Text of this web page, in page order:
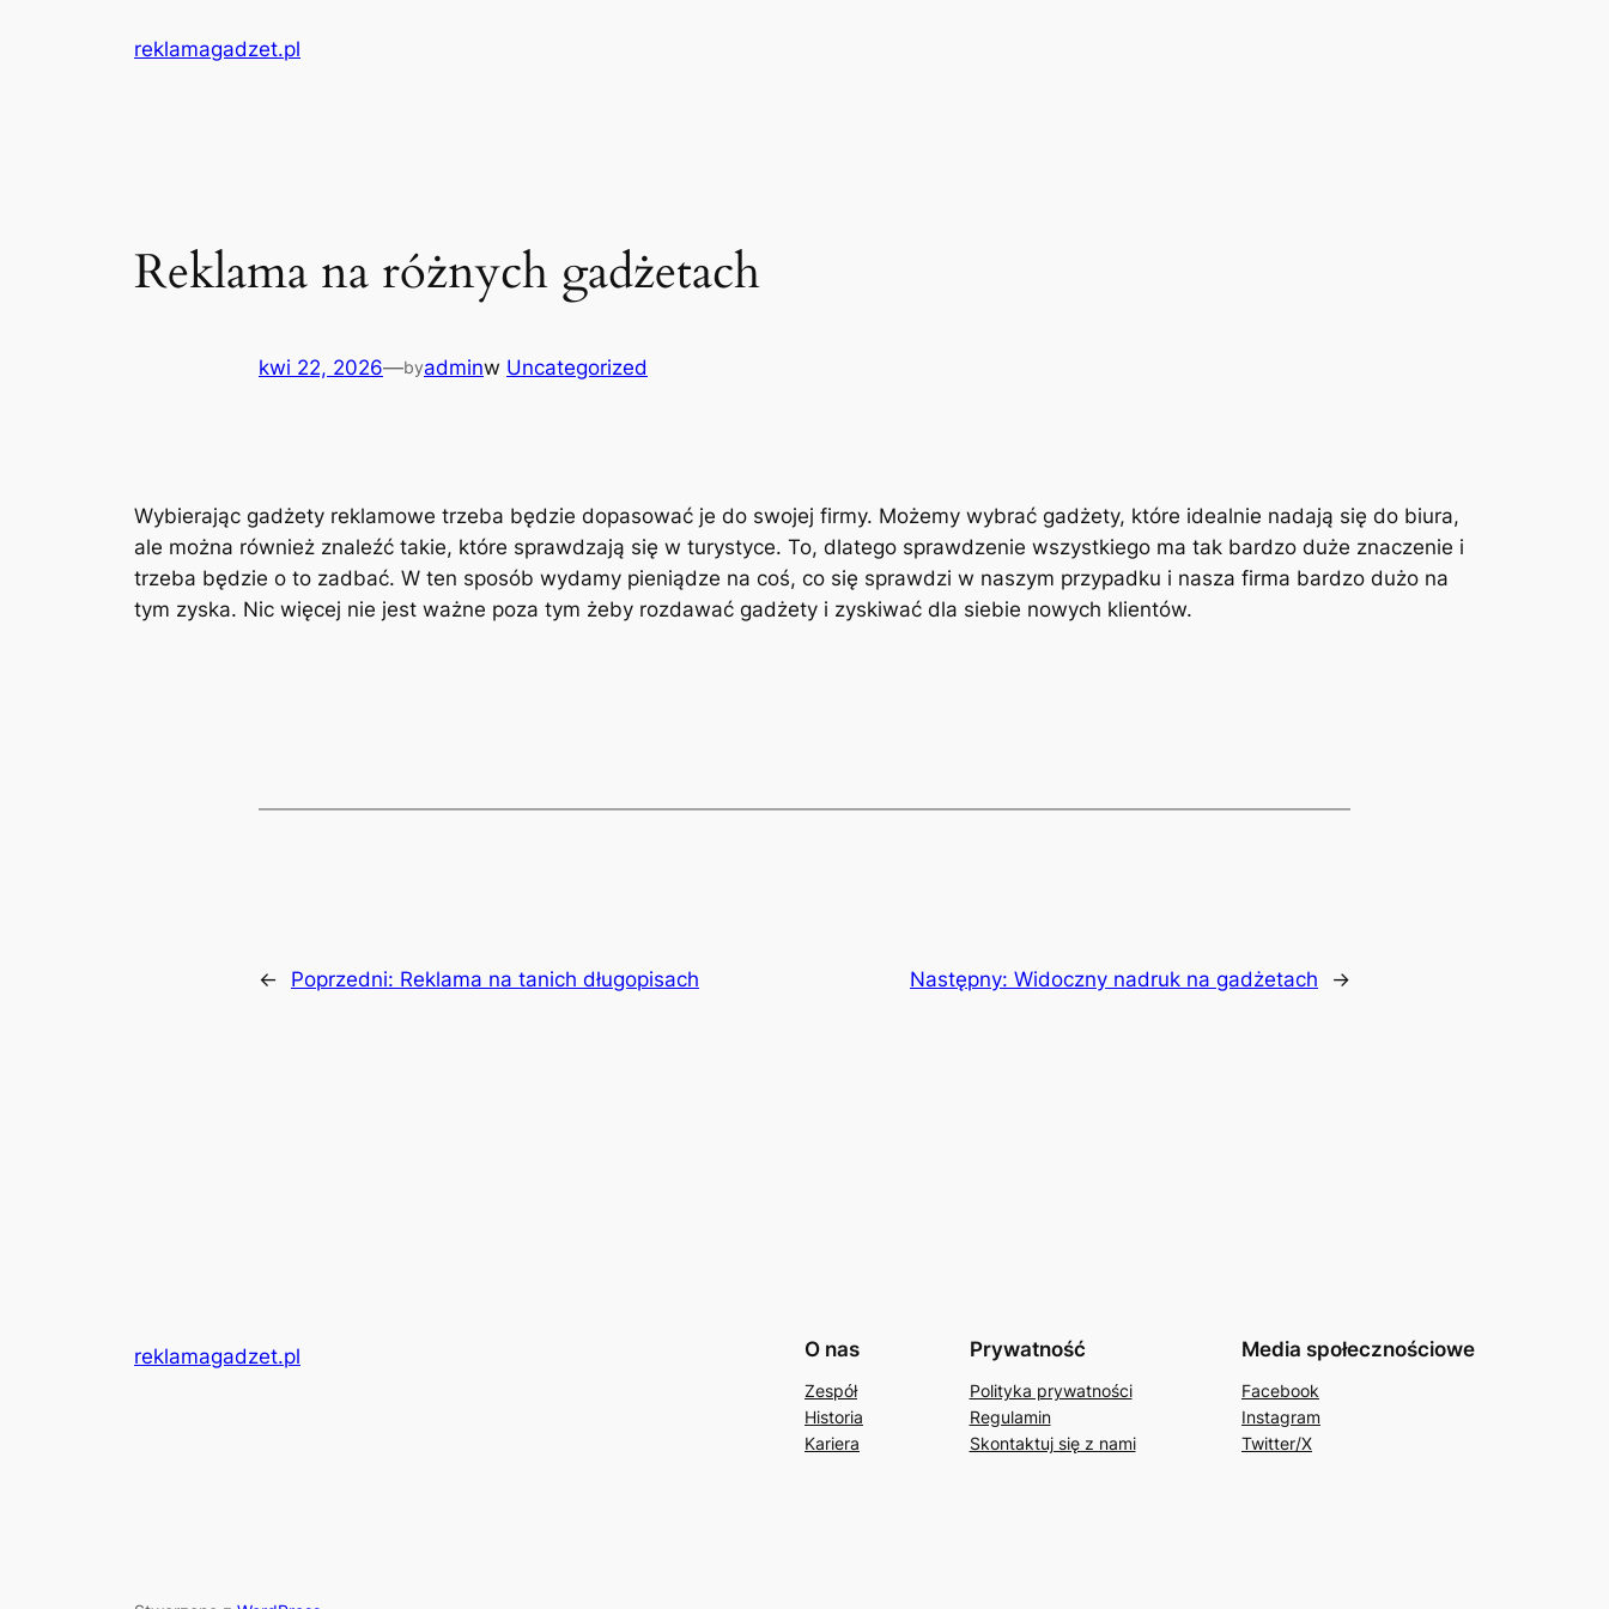
reklamagadzet.pl
Reklama na różnych gadżetach
kwi 22, 2026—byadminw Uncategorized
Wybierając gadżety reklamowe trzeba będzie dopasować je do swojej firmy. Możemy wybrać gadżety, które idealnie nadają się do biura,
ale można również znaleźć takie, które sprawdzają się w turystyce. To, dlatego sprawdzenie wszystkiego ma tak bardzo duże znaczenie i
trzeba będzie o to zadbać. W ten sposób wydamy pieniądze na coś, co się sprawdzi w naszym przypadku i nasza firma bardzo dużo na
tym zyska. Nic więcej nie jest ważne poza tym żeby rozdawać gadżety i zyskiwać dla siebie nowych klientów.
← Poprzedni: Reklama na tanich długopisach Następny: Widoczny nadruk na gadżetach →
reklamagadzet.pl O nas
Zespół
Historia
Kariera
Prywatność
Polityka prywatności
Regulamin
Skontaktuj się z nami
Media społecznościowe
Facebook
Instagram
Twitter/X